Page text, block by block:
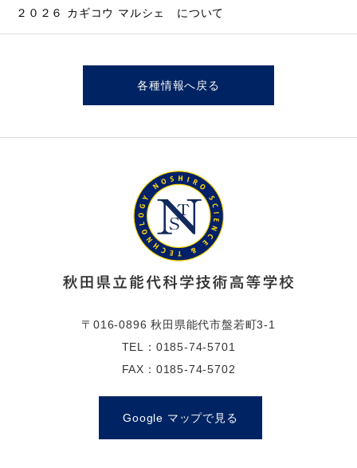
２０２６ カギコウ マルシェ について
各種情報へ戻る
〒016-0896 秋田県能代市盤若町3-1
TEL：0185-74-5701
FAX：0185-74-5702
Google マップで見る